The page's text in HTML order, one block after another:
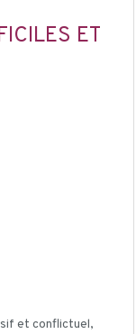
ET
et conflictuel,